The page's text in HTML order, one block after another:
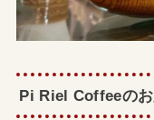
Pi Riel Coffeeの